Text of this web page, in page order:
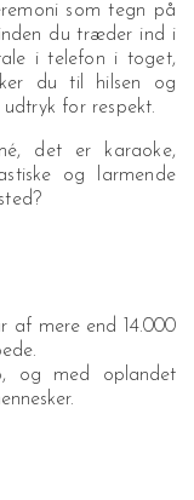
som tegn på
du træder ind i
i telefon i toget,
du til hilsen og
for respekt.
det er karaoke,
og larmende
af mere end 14.000
og med oplandet